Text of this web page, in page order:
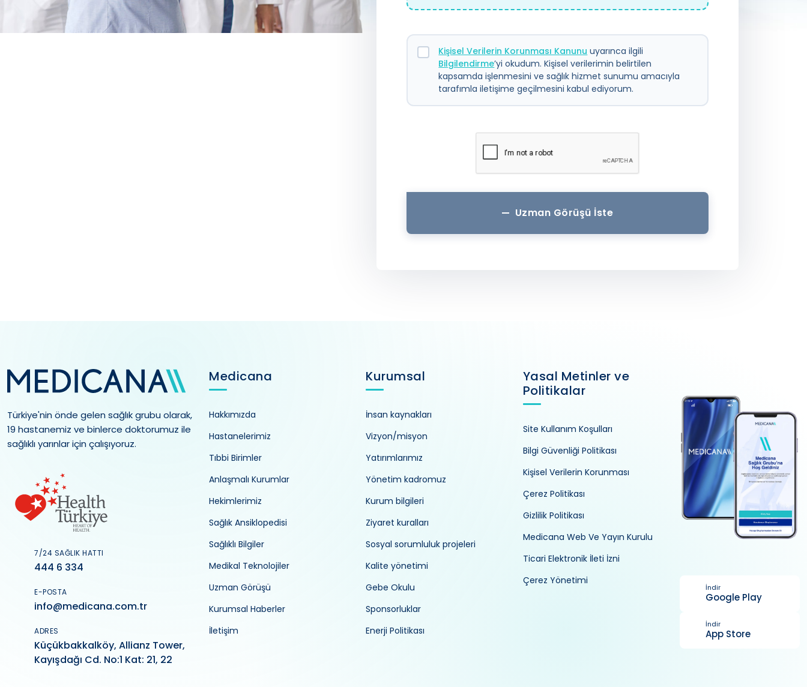
Kişisel Verilerin Korunması Kanunu uyarınca ilgili
Bilgilendirme’yi okudum. Kişisel verilerimin belirtilen
kapsamda işlenmesini ve sağlık hizmet sunumu amacıyla
tarafımla iletişime geçilmesini kabul ediyorum.
Uzman Görüşü İste
Türkiye'nin önde gelen sağlık grubu olarak,
19 hastanemiz ve binlerce doktorumuz ile
sağlıklı yarınlar için çalışıyoruz.
7/24 SAĞLIK HATTI
444 6 334
E-POSTA
info@medicana.com.tr
ADRES
Küçükbakkalköy, Allianz Tower,
Kayışdağı Cd. No:1 Kat: 21, 22
Medicana
Hakkımızda
Hastanelerimiz
Tıbbi Birimler
Anlaşmalı Kurumlar
Hekimlerimiz
Sağlık Ansiklopedisi
Sağlıklı Bilgiler
Medikal Teknolojiler
Uzman Görüşü
Kurumsal Haberler
İletişim
Kurumsal
İnsan kaynakları
Vizyon/misyon
Yatırımlarımız
Yönetim kadromuz
Kurum bilgileri
Ziyaret kuralları
Sosyal sorumluluk projeleri
Kalite yönetimi
Gebe Okulu
Sponsorluklar
Enerji Politikası
Yasal Metinler ve
Politikalar
Site Kullanım Koşulları
Bilgi Güvenliği Politikası
Kişisel Verilerin Korunması
Çerez Politikası
Gizlilik Politikası
Medicana Web Ve Yayın Kurulu
Ticari Elektronik İleti İzni
Çerez Yönetimi
İndir
Google Play
İndir
App Store